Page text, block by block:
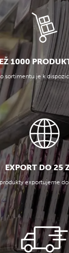
1000
sortimentu je k
EXPORT DO 25
exportujeme